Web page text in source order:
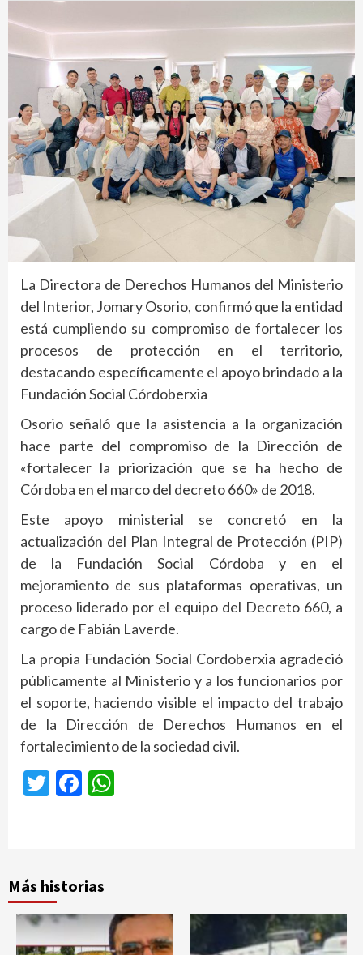
La Directora de Derechos Humanos del Ministerio
del Interior, Jomary Osorio, confirmó que la entidad
está cumpliendo su compromiso de fortalecer los
procesos de protección en el territorio,
destacando específicamente el apoyo brindado a la
Fundación Social Córdoberxia
Osorio señaló que la asistencia a la organización
hace parte del compromiso de la Dirección de
«fortalecer la priorización que se ha hecho de
Córdoba en el marco del decreto 660» de 2018.
Este apoyo ministerial se concretó en la
actualización del Plan Integral de Protección (PIP)
de la Fundación Social Córdoba y en el
mejoramiento de sus plataformas operativas, un
proceso liderado por el equipo del Decreto 660, a
cargo de Fabián Laverde.
La propia Fundación Social Cordoberxia agradeció
públicamente al Ministerio y a los funcionarios por
el soporte, haciendo visible el impacto del trabajo
de la Dirección de Derechos Humanos en el
fortalecimiento de la sociedad civil.
TwitterFacebook
Más historias